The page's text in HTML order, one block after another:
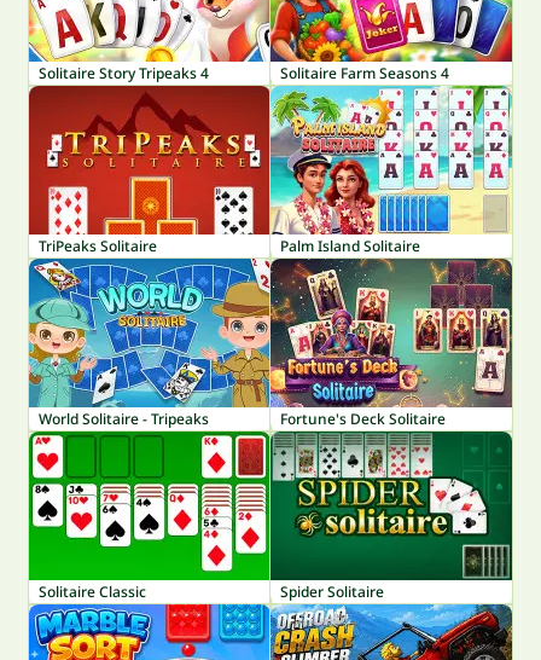
Solitaire Story Tripeaks 4 Solitaire Farm Seasons 4
TriPeaks Solitaire Palm Island Solitaire
World Solitaire - Tripeaks Fortune's Deck Solitaire
Solitaire Classic Spider Solitaire